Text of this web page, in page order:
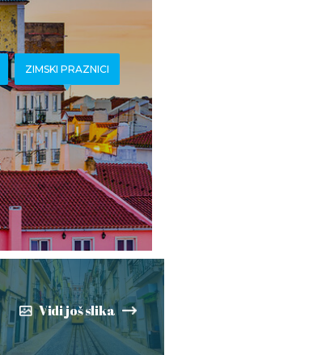
ZIMSKI PRAZNICI
Vidi još slika